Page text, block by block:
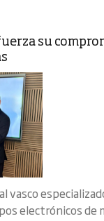
su
vasco
electrónicos de